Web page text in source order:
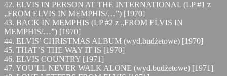
42. ELVIS IN PERSON AT THE INTERNATIONAL (LP #1 z
„FROM ELVIS IN MEMPHIS/…”) [1970]
43. BACK IN MEMPHIS (LP #2 z „FROM ELVIS IN
MEMPHIS/…”) [1970]
44. ELVIS’ CHRISTMAS ALBUM (wyd.budżetowe) [1970]
45. THAT’S THE WAY IT IS [1970]
46. ELVIS COUNTRY [1971]
47. YOU’LL NEVER WALK ALONE (wyd.budżetowe) [1971]